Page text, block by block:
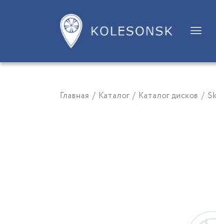
Главная / Каталог / Каталог дисков /